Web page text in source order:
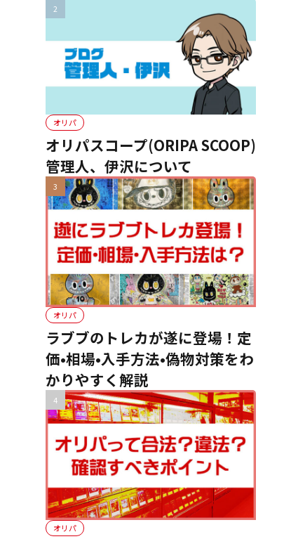
オリパ
オリパスコープ(ORIPA SCOOP)
管理人、伊沢について
オリパ
ラブブのトレカが遂に登場！定
価•相場•入手方法•偽物対策をわ
かりやすく解説
オリパ